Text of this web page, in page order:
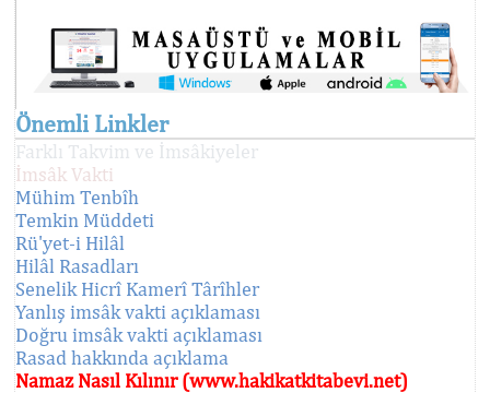
Önemli Linkler
Farklı Takvim ve İmsâkiyeler
İmsâk Vakti
Mühim Tenbîh
Temkin Müddeti
Rü'yet-i Hilâl
Hilâl Rasadları
Senelik Hicrî Kamerî Târîhler
Yanlış imsâk vakti açıklaması
Doğru imsâk vakti açıklaması
Rasad hakkında açıklama
Namaz Nasıl Kılınır (www.hakikatkitabevi.net)